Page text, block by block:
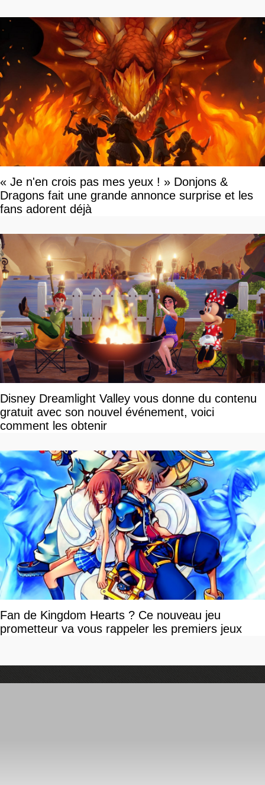
« Je n'en crois pas mes yeux ! » Donjons &
Dragons fait une grande annonce surprise et les
fans adorent déjà
Disney Dreamlight Valley vous donne du contenu
gratuit avec son nouvel événement, voici
comment les obtenir
Fan de Kingdom Hearts ? Ce nouveau jeu
prometteur va vous rappeler les premiers jeux